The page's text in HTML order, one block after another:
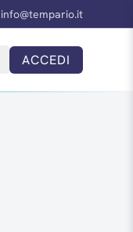
info@tempario.it
ACCEDI